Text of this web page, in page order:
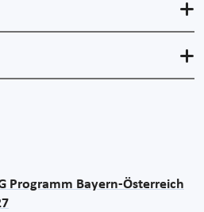
Programm Bayern-Österreich